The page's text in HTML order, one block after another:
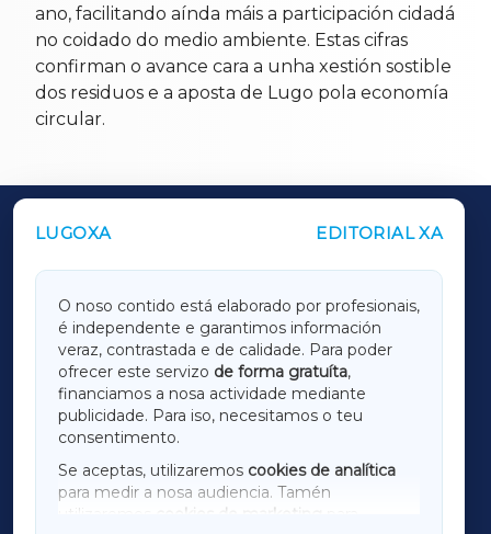
ano, facilitando aínda máis a participación cidadá
no coidado do medio ambiente. Estas cifras
confirman o avance cara a unha xestión sostible
dos residuos e a aposta de Lugo pola economía
circular.
LUGOXA EDITORIAL XA
O noso contido está elaborado por profesionais,
é independente e garantimos información
veraz, contrastada e de calidade. Para poder
ofrecer este servizo de forma gratuíta,
financiamos a nosa actividade mediante
publicidade. Para iso, necesitamos o teu
consentimento.
Se aceptas, utilizaremos cookies de analítica
para medir a nosa audiencia. Tamén
utilizaremos
cookies de marketing
OUTROS PERIÓDICOS
LUGOXA
TERRACHAXA
AMARIÑAXA